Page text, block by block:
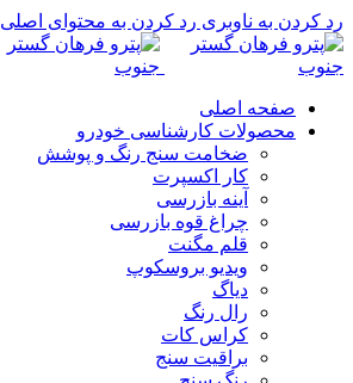
رد کردن به ناوبری رد کردن به محتوای اصلی
صفحه اصلی
محصولات کارشناسی خودرو
ضخامت سنج رنگ و پوشش
کار اکسپرت
آینه بازرسی
چراغ قوه بازرسی
قلم مگنت
ویدیو بروسکوپ
دیاگ
رال رنگ
کراس کات
براقیت سنج